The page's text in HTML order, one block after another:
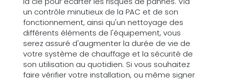
un contrôle minutieux de la PAC et de son
fonctionnement, ainsi qu'un nettoyage des
différents éléments de l'équipement, vous
serez assuré d'augmenter la durée de vie de
votre système de chauffage et la sécurité de
son utilisation au quotidien. Si vous souhaitez
faire vérifier votre installation, ou même signer